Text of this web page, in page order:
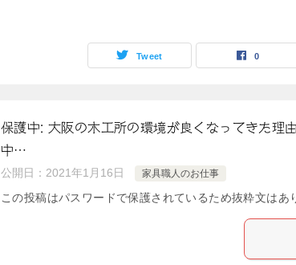
Tweet 0
保護中: 大阪の木工所の環境が良くなってきた理
中…
公開日： 2021年1月16日 家具職人のお仕事
この投稿はパスワードで保護されているため抜粋文はあ